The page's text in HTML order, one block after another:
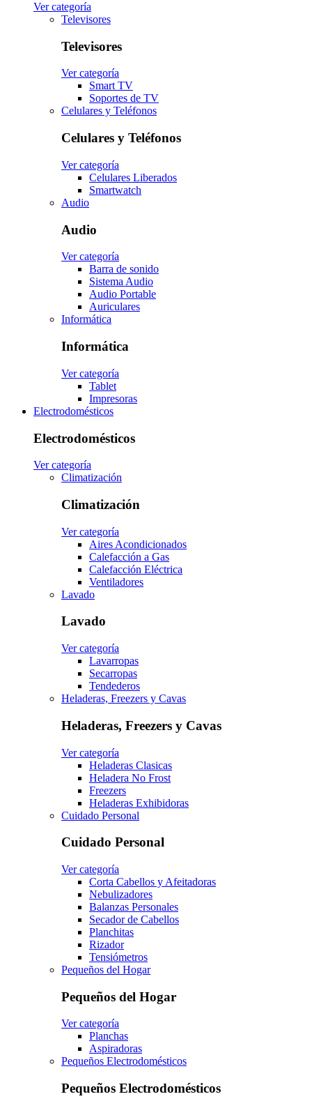
Ver categoría
Televisores
Televisores
Ver categoría
Smart TV
Soportes de TV
Celulares y Teléfonos
Celulares y Teléfonos
Ver categoría
Celulares Liberados
Smartwatch
Audio
Audio
Ver categoría
Barra de sonido
Sistema Audio
Audio Portable
Auriculares
Informática
Informática
Ver categoría
Tablet
Impresoras
Electrodomésticos
Electrodomésticos
Ver categoría
Climatización
Climatización
Ver categoría
Aires Acondicionados
Calefacción a Gas
Calefacción Eléctrica
Ventiladores
Lavado
Lavado
Ver categoría
Lavarropas
Secarropas
Tendederos
Heladeras, Freezers y Cavas
Heladeras, Freezers y Cavas
Ver categoría
Heladeras Clasicas
Heladera No Frost
Freezers
Heladeras Exhibidoras
Cuidado Personal
Cuidado Personal
Ver categoría
Corta Cabellos y Afeitadoras
Nebulizadores
Balanzas Personales
Secador de Cabellos
Planchitas
Rizador
Tensiómetros
Pequeños del Hogar
Pequeños del Hogar
Ver categoría
Planchas
Aspiradoras
Pequeños Electrodomésticos
Pequeños Electrodomésticos